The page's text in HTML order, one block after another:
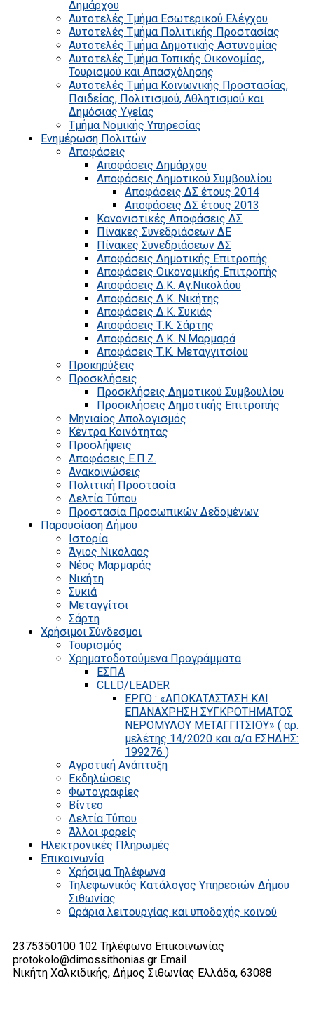
Δημάρχου
Αυτοτελές Τμήμα Εσωτερικού Ελέγχου
Αυτοτελές Τμήμα Πολιτικής Προστασίας
Αυτοτελές Τμήμα Δημοτικής Αστυνομίας
Αυτοτελές Τμήμα Τοπικής Οικονομίας,
Τουρισμού και Απασχόλησης
Αυτοτελές Τμήμα Κοινωνικής Προστασίας,
Παιδείας, Πολιτισμού, Αθλητισμού και
Δημόσιας Υγείας
Τμήμα Νομικής Υπηρεσίας
Ενημέρωση Πολιτών
Αποφάσεις
Αποφάσεις Δημάρχου
Αποφάσεις Δημοτικού Συμβουλίου
Αποφάσεις ΔΣ έτους 2014
Αποφάσεις ΔΣ έτους 2013
Κανονιστικές Αποφάσεις ΔΣ
Πίνακες Συνεδριάσεων ΔΕ
Πίνακες Συνεδριάσεων ΔΣ
Αποφάσεις Δημοτικής Επιτροπής
Αποφάσεις Οικονομικής Επιτροπής
Αποφάσεις Δ.Κ. Αγ.Νικολάου
Αποφάσεις Δ.Κ. Νικήτης
Αποφάσεις Δ.Κ. Συκιάς
Αποφάσεις Τ.Κ. Σάρτης
Αποφάσεις Δ.Κ. Ν.Μαρμαρά
Αποφάσεις Τ.Κ. Μεταγγιτσίου
Προκηρύξεις
Προσκλήσεις
Προσκλήσεις Δημοτικού Συμβουλίου
Προσκλήσεις Δημοτικής Επιτροπής
Μηνιαίος Απολογισμός
Κέντρα Κοινότητας
Προσλήψεις
Αποφάσεις Ε.Π.Ζ.
Ανακοινώσεις
Πολιτική Προστασία
Δελτία Τύπου
Προστασία Προσωπικών Δεδομένων
Παρουσίαση Δήμου
Ιστορία
Άγιος Νικόλαος
Νέος Μαρμαράς
Νικήτη
Συκιά
Μεταγγίτσι
Σάρτη
Χρήσιμοι Σύνδεσμοι
Τουρισμός
Χρηματοδοτούμενα Προγράμματα
ΕΣΠΑ
CLLD/LEADER
ΕΡΓΟ : «ΑΠΟΚΑΤΑΣΤΑΣΗ ΚΑΙ
ΕΠΑΝΑΧΡΗΣΗ ΣΥΓΚΡΟΤΗΜΑΤΟΣ
ΝΕΡΟΜΥΛΟΥ ΜΕΤΑΓΓΙΤΣΙΟΥ» ( αρ.
μελέτης 14/2020 και α/α ΕΣΗΔΗΣ:
199276 )
Αγροτική Ανάπτυξη
Εκδηλώσεις
Φωτογραφίες
Βίντεο
Δελτία Τύπου
Άλλοι φορείς
Ηλεκτρονικές Πληρωμές
Επικοινωνία
Χρήσιμα Τηλέφωνα
Τηλεφωνικός Κατάλογος Υπηρεσιών Δήμου
Σιθωνίας
Ωράρια λειτουργίας και υποδοχής κοινού
2375350100 102 Τηλέφωνο Επικοινωνίας
protokolo@dimossithonias.gr Email
Νικήτη Χαλκιδικής, Δήμος Σιθωνίας Ελλάδα, 63088